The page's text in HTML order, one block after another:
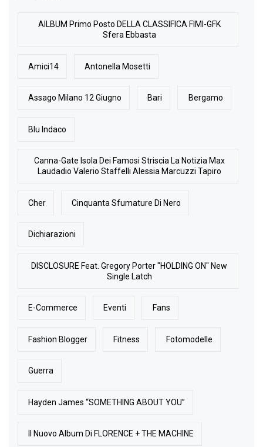
AlLBUM Primo Posto DELLA CLASSIFICA FIMI-GFK
Sfera Ebbasta
Amici14 Antonella Mosetti
Assago Milano 12 Giugno Bari Bergamo
Blu Indaco
Canna-Gate Isola Dei Famosi Striscia La Notizia Max
Laudadio Valerio Staffelli Alessia Marcuzzi Tapiro
Cher Cinquanta Sfumature Di Nero
Dichiarazioni
DISCLOSURE Feat. Gregory Porter "HOLDING ON" New
Single Latch
E-Commerce Eventi Fans
Fashion Blogger Fitness Fotomodelle
Guerra
Hayden James “SOMETHING ABOUT YOU”
Il Nuovo Album Di FLORENCE + THE MACHINE